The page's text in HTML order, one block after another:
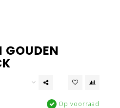
GOUDEN
Op voorraad